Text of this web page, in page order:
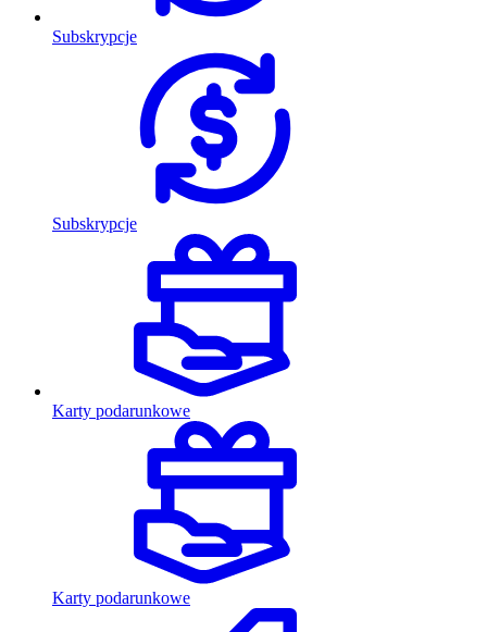
Subskrypcje
Subskrypcje
Karty podarunkowe
Karty podarunkowe